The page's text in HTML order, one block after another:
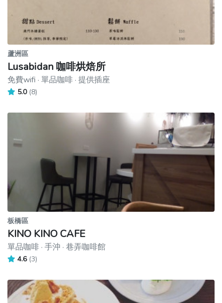
蘆洲區
Lusabidan 咖啡烘焙所
免費wifi · 單品咖啡 · 提供插座
5.0 (8)
板橋區
KINO KINO CAFE
單品咖啡 · 手沖 · 巷弄咖啡館
4.6 (3)